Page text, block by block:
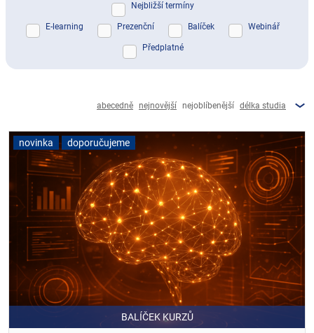
Nejbližší termíny
E-learning Prezenční Balíček Webinář
Předplatné
abecedně nejnovější nejoblíbenější délka studia
novinka doporučujeme
BALÍČEK KURZŮ